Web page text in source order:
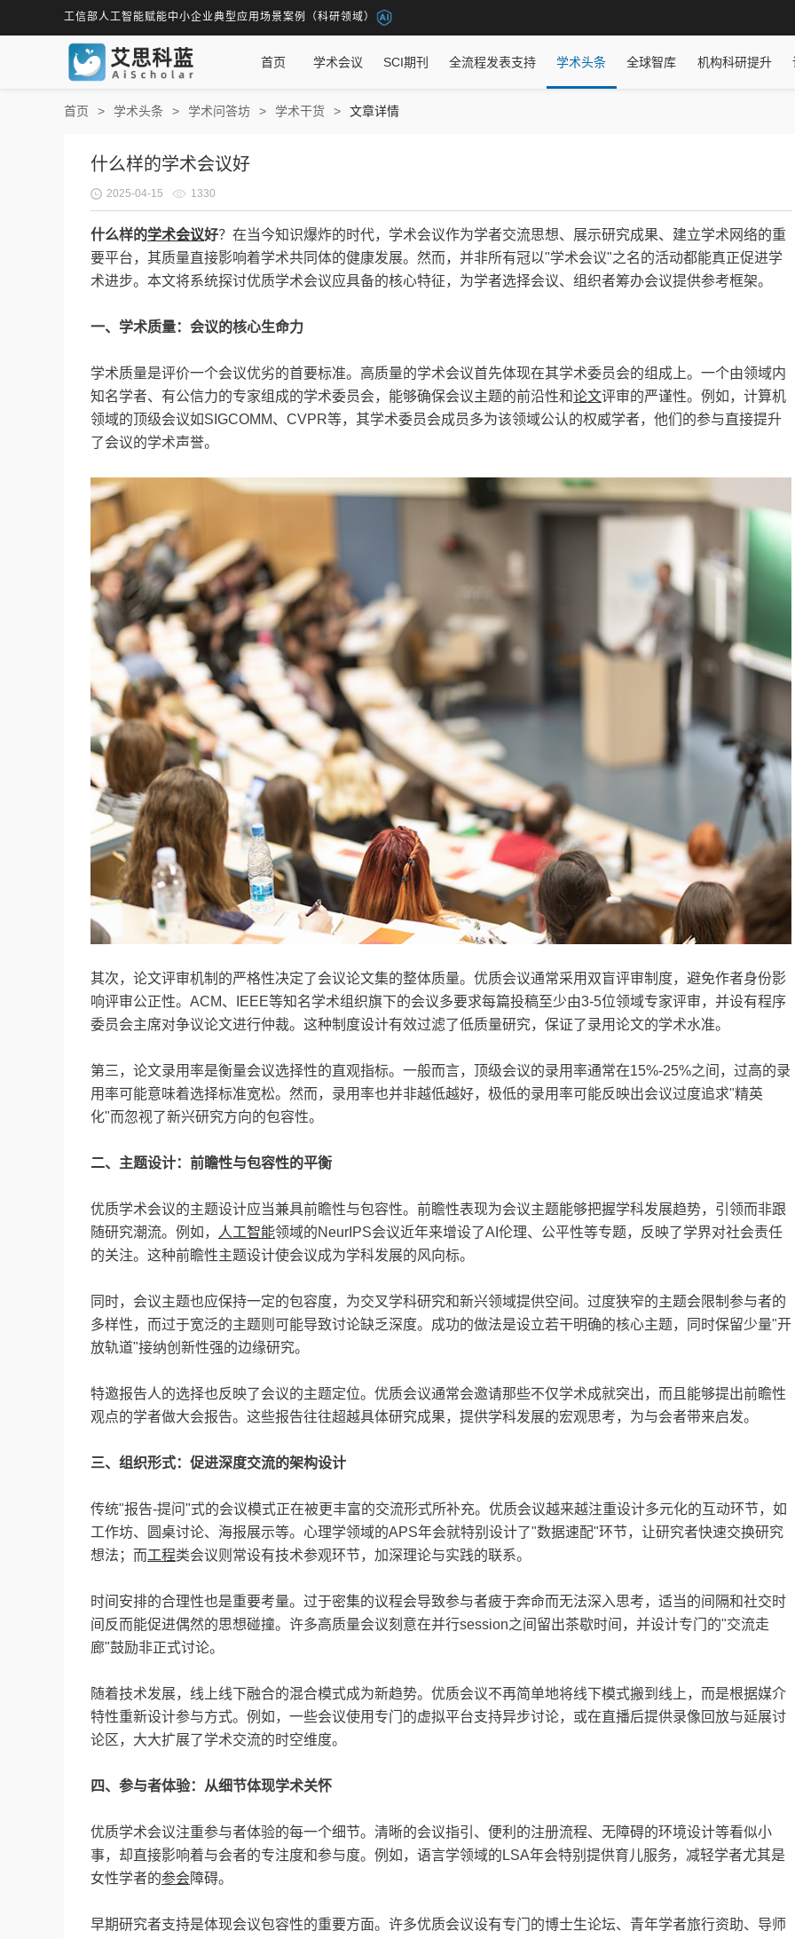
工信部人工智能赋能中小企业典型应用场景案例（科研领域）
首页 学术会议 SCI期刊 全流程发表支持 学术头条 全球智库 机构科研提升
首页 学术头条 学术问答坊 学术干货 文章详情
什么样的学术会议好
2025-04-15 1330
什么样的学术会议好？在当今知识爆炸的时代，学术会议作为学者交流思想、展示研究成果、建立学术网络的重
要平台，其质量直接影响着学术共同体的健康发展。然而，并非所有冠以"学术会议"之名的活动都能真正促进学
术进步。本文将系统探讨优质学术会议应具备的核心特征，为学者选择会议、组织者筹办会议提供参考框架。
一、学术质量：会议的核心生命力
学术质量是评价一个会议优劣的首要标准。高质量的学术会议首先体现在其学术委员会的组成上。一个由领域内
知名学者、有公信力的专家组成的学术委员会，能够确保会议主题的前沿性和论文评审的严谨性。例如，计算机
领域的顶级会议如SIGCOMM、CVPR等，其学术委员会成员多为该领域公认的权威学者，他们的参与直接提升
了会议的学术声誉。
其次，论文评审机制的严格性决定了会议论文集的整体质量。优质会议通常采用双盲评审制度，避免作者身份影
响评审公正性。ACM、IEEE等知名学术组织旗下的会议多要求每篇投稿至少由3-5位领域专家评审，并设有程序
委员会主席对争议论文进行仲裁。这种制度设计有效过滤了低质量研究，保证了录用论文的学术水准。
第三，论文录用率是衡量会议选择性的直观指标。一般而言，顶级会议的录用率通常在15%-25%之间，过高的录
用率可能意味着选择标准宽松。然而，录用率也并非越低越好，极低的录用率可能反映出会议过度追求"精英
化"而忽视了新兴研究方向的包容性。
二、主题设计：前瞻性与包容性的平衡
优质学术会议的主题设计应当兼具前瞻性与包容性。前瞻性表现为会议主题能够把握学科发展趋势，引领而非跟
随研究潮流。例如，
人工智能领域的NeurIPS会议近年来增设了AI伦理、公平性等专题，反映了学界对社会责任
的关注。这种前瞻性主题设计使会议成为学科发展的风向标。
同时，会议主题也应保持一定的包容度，为交叉学科研究和新兴领域提供空间。过度狭窄的主题会限制参与者的
多样性，而过于宽泛的主题则可能导致讨论缺乏深度。成功的做法是设立若干明确的核心主题，同时保留少量"开
放轨道"接纳创新性强的边缘研究。
特邀报告人的选择也反映了会议的主题定位。优质会议通常会邀请那些不仅学术成就突出，而且能够提出前瞻性
观点的学者做大会报告。这些报告往往超越具体研究成果，提供学科发展的宏观思考，为与会者带来启发。
三、组织形式：促进深度交流的架构设计
传统"报告-提问"式的会议模式正在被更丰富的交流形式所补充。优质会议越来越注重设计多元化的互动环节，如
工作坊、圆桌讨论、海报展示等。心理学领域的APS年会就特别设计了"数据速配"环节，让研究者快速交换研究
想法；而工程类会议则常设有技术参观环节，加深理论与实践的联系。
时间安排的合理性也是重要考量。过于密集的议程会导致参与者疲于奔命而无法深入思考，适当的间隔和社交时
间反而能促进偶然的思想碰撞。许多高质量会议刻意在并行session之间留出茶歇时间，并设计专门的"交流走
廊"鼓励非正式讨论。
随着技术发展，线上线下融合的混合模式成为新趋势。优质会议不再简单地将线下模式搬到线上，而是根据媒介
特性重新设计参与方式。例如，一些会议使用专门的虚拟平台支持异步讨论，或在直播后提供录像回放与延展讨
论区，大大扩展了学术交流的时空维度。
四、参与者体验：从细节体现学术关怀
优质学术会议注重参与者体验的每一个细节。清晰的会议指引、便利的注册流程、无障碍的环境设计等看似小
事，却直接影响着与会者的专注度和参与度。例如，语言学领域的LSA年会特别提供育儿服务，减轻学者尤其是
女性学者的参会障碍。
早期研究者支持是体现会议包容性的重要方面。许多优质会议设有专门的博士生论坛、青年学者旅行资助、导师